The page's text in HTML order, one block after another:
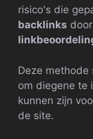
risico's die
backlinks
Deze
om diegene te
kunnen zijn
de site.